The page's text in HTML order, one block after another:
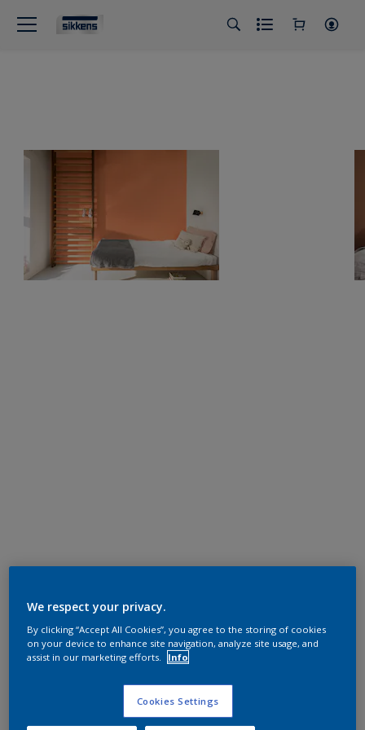
We respect your privacy.
By clicking “Accept All Cookies”, you agree to the storing of cookies
on your device to enhance site navigation, analyze site usage, and
assist in our marketing efforts.
Info
Cookies Settings